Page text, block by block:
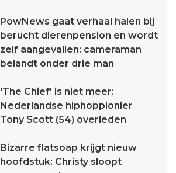
PowNews gaat verhaal halen bij
berucht dierenpension en wordt
zelf aangevallen: cameraman
belandt onder drie man
'The Chief' is niet meer:
Nederlandse hiphoppionier
Tony Scott (54) overleden
Bizarre flatsoap krijgt nieuw
hoofdstuk: Christy sloopt